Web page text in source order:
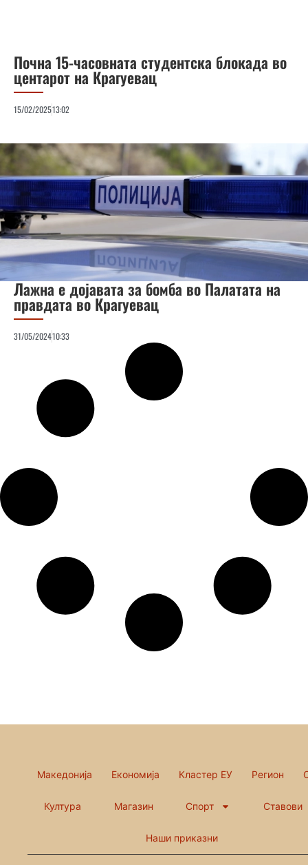
Почна 15-часовната студентска блокада во
центарот на Крагуевац
15/02/202513:02
Лажна е дојавата за бомба во Палатата на
правдата во Крагуевац
31/05/202410:33
Македонија Економија Кластер ЕУ Регион
Култура Магазин Спорт Ставови
Наши приказни